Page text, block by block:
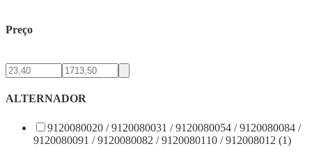
Preço
ALTERNADOR
9120080020 / 9120080031 / 9120080054 / 9120080084 /
9120080091 / 9120080082 / 9120080110 / 912008012 (1)